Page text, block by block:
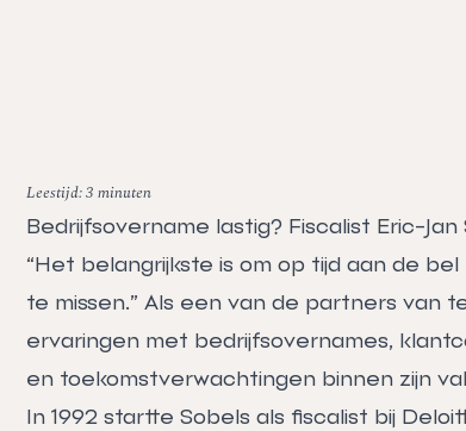
Leestijd: 3 minuten
Bedrijfsovername lastig? Fiscalist Eric-
“Het belangrijkste is om op tijd aan de
te missen.” Als een van de partners van
ervaringen met bedrijfsovernames,
en toekomstverwachtingen binnen zijn
In 1992 startte Sobels als fiscalist bij